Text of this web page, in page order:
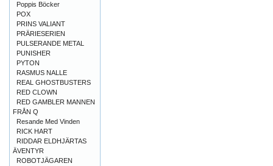
Poppis Böcker
POX
PRINS VALIANT
PRÄRIESERIEN
PULSERANDE METAL
PUNISHER
PYTON
RASMUS NALLE
REAL GHOSTBUSTERS
RED CLOWN
RED GAMBLER MANNEN
FRÅN Q
Resande Med Vinden
RICK HART
RIDDAR ELDHJÄRTAS
ÄVENTYR
ROBOTJÄGAREN